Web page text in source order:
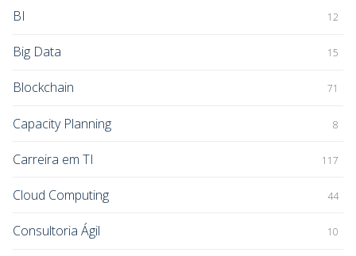
BI 12
Big Data 15
Blockchain 71
Capacity Planning 8
Carreira em TI 117
Cloud Computing 44
Consultoria Ágil 10